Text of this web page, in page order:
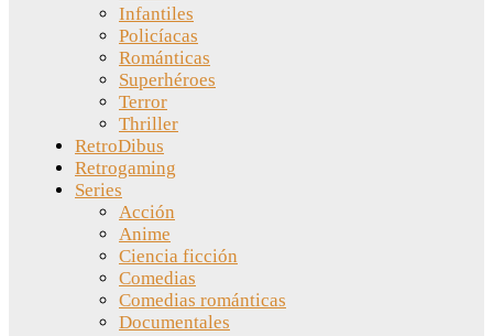
Infantiles
Policíacas
Románticas
Superhéroes
Terror
Thriller
RetroDibus
Retrogaming
Series
Acción
Anime
Ciencia ficción
Comedias
Comedias románticas
Documentales